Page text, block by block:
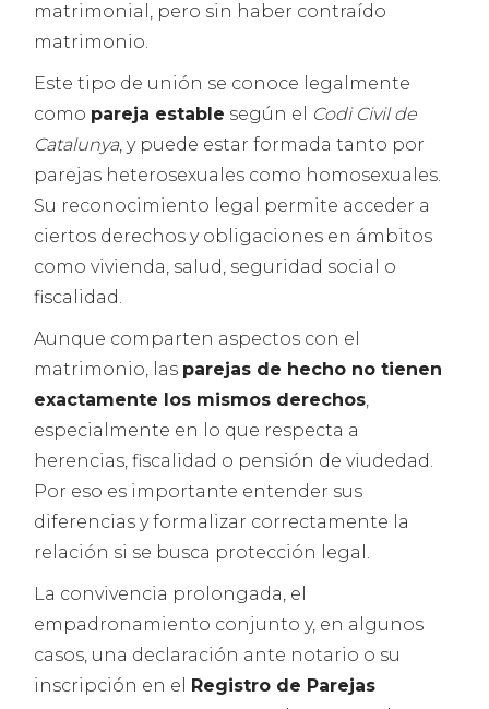
matrimonial, pero sin haber contraído
matrimonio.
Este tipo de unión se conoce legalmente
como pareja estable según el Codi Civil de
Catalunya, y puede estar formada tanto por
parejas heterosexuales como homosexuales.
Su reconocimiento legal permite acceder a
ciertos derechos y obligaciones en ámbitos
como vivienda, salud, seguridad social o
fiscalidad.
Aunque comparten aspectos con el
matrimonio, las parejas de hecho no tienen
exactamente los mismos derechos,
especialmente en lo que respecta a
herencias, fiscalidad o pensión de viudedad.
Por eso es importante entender sus
diferencias y formalizar correctamente la
relación si se busca protección legal.
La convivencia prolongada, el
empadronamiento conjunto y, en algunos
casos, una declaración ante notario o su
inscripción en el Registro de Parejas